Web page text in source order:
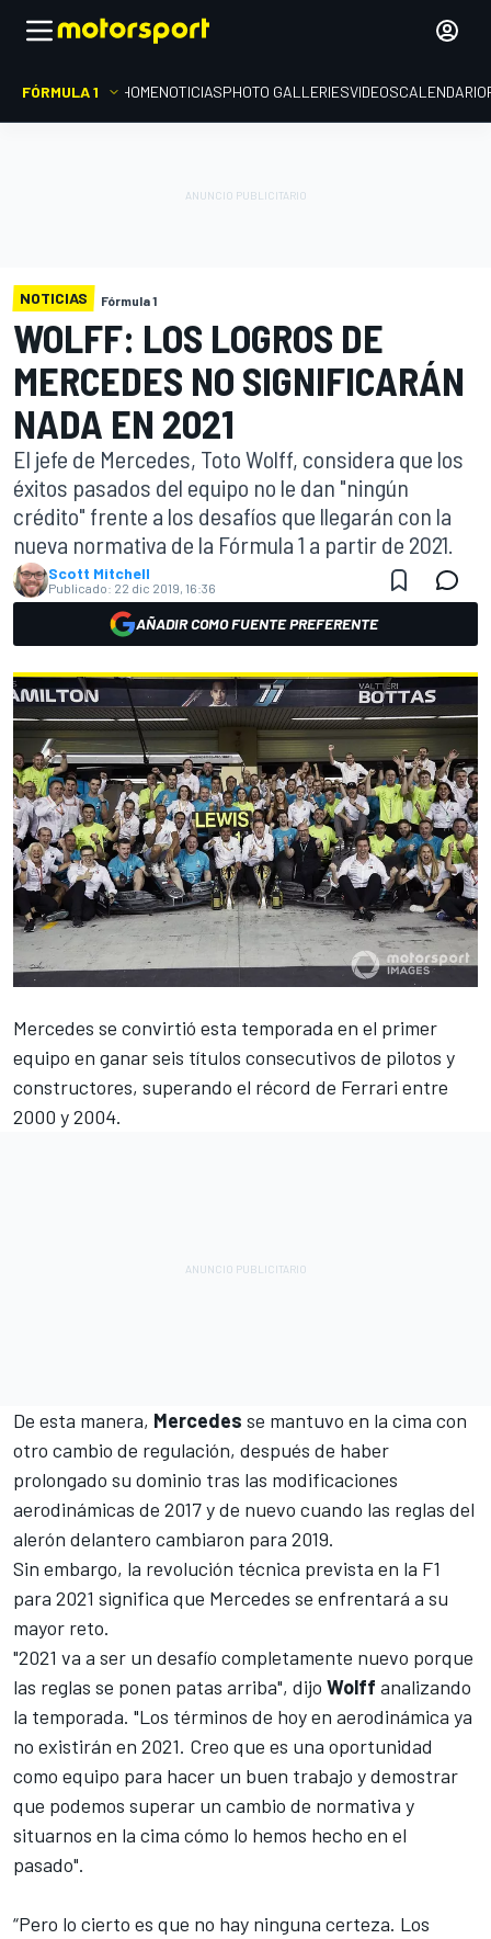
FÓRMULA 1 HOMENOTICIASPHOTO GALLERIESVIDEOSCALENDARIO
NOTICIAS Fórmula 1
WOLFF: LOS LOGROS DE
MERCEDES NO SIGNIFICARÁN
NADA EN 2021
El jefe de Mercedes, Toto Wolff, considera que los
éxitos pasados del equipo no le dan "ningún
crédito" frente a los desafíos que llegarán con la
nueva normativa de la Fórmula 1 a partir de 2021.
Scott Mitchell
Publicado: 22 dic 2019, 16:36
AÑADIR COMO FUENTE PREFERENTE
Mercedes se convirtió esta temporada en el primer
equipo en ganar seis títulos consecutivos de pilotos y
constructores, superando el récord de Ferrari entre
2000 y 2004.
De esta manera, Mercedes se mantuvo en la cima con
otro cambio de regulación, después de haber
prolongado su dominio tras las modificaciones
aerodinámicas de 2017 y de nuevo cuando las reglas del
alerón delantero cambiaron para 2019.
Sin embargo, la revolución técnica prevista en la F1
para 2021 significa que Mercedes se enfrentará a su
mayor reto.
"2021 va a ser un desafío completamente nuevo porque
las reglas se ponen patas arriba", dijo Wolff analizando
la temporada. "Los términos de hoy en aerodinámica ya
no existirán en 2021. Creo que es una oportunidad
como equipo para hacer un buen trabajo y demostrar
que podemos superar un cambio de normativa y
situarnos en la cima cómo lo hemos hecho en el
pasado".
“Pero lo cierto es que no hay ninguna certeza. Los